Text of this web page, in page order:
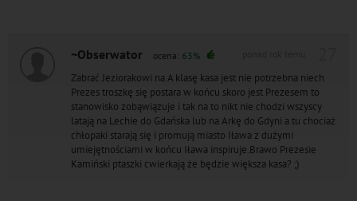
~Obserwator ocena: 63%
Zabrać Jeziorakowi na A klasę kasa jest nie potrzebna niech
Prezes troszkę się postara w końcu skoro jest Prezesem to
stanowisko zobąwiązuje i tak na to nikt nie chodzi wszyscy
latają na Lechie do Gdańska lub na Arkę do Gdyni a tu chociaż
chłopaki starają się i promują miasto Iława z dużymi
umiejętnościami w końcu Iława inspiruje.Brawo Prezesie
Kamiński ptaszki cwierkają że będzie większa kasa? ;)